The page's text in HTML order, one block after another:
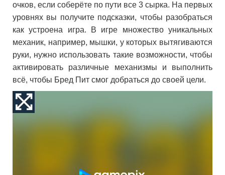
очков, если соберёте по пути все 3 сырка. На первых
уровнях вы получите подсказки, чтобы разобраться
как устроена игра. В игре множество уникальных
механик, например, мышки, у которых вытягиваются
руки, нужно использовать такие возможности, чтобы
активировать различные механизмы и выполнить
всё, чтобы Бред Пит смог добраться до своей цели.